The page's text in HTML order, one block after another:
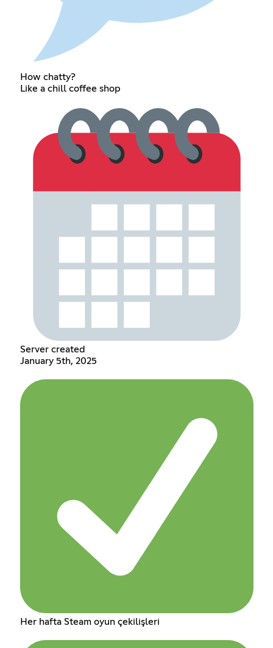
How chatty?
Like a chill coffee shop
Server created
January 5th, 2025
Her hafta Steam oyun çekilişleri